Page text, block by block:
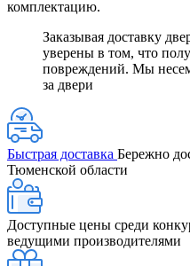
комплектацию.
Заказывая доставку
уверены в том, что
повреждений. Мы
за двери
Быстрая доставка Бережно
Тюменской области
Доступные цены среди
ведущими производителями